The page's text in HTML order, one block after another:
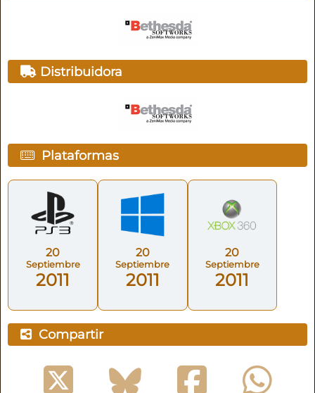
Distribuidora
Plataformas
20
Septiembre
2011
20
Septiembre
2011
20
Septiembre
2011
Compartir